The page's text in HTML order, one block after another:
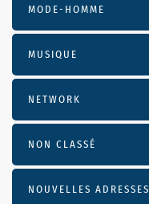
MODE-HOMME
MUSIQUE
NETWORK
NON CLASSÉ
NOUVELLES ADRESSES